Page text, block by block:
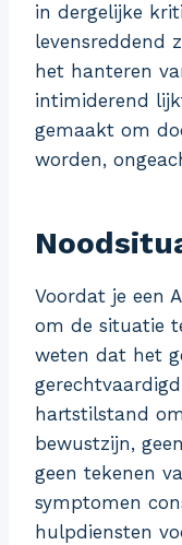
in dergelijke
levensreddend
het hanteren
intimiderend
gemaakt om
worden,
Voordat je een
om de situatie
weten dat het
hartstilstand
bewustzijn,
geen tekenen
symptomen
hulpdiensten